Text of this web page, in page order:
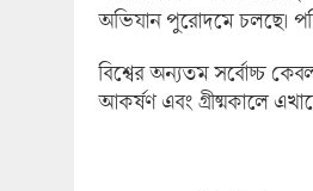
অভিযান পুরোদমে চলছে।
বিশ্বের অন্যতম সর্বোচ্চ
আকর্ষণ এবং গ্রীষ্মকালে